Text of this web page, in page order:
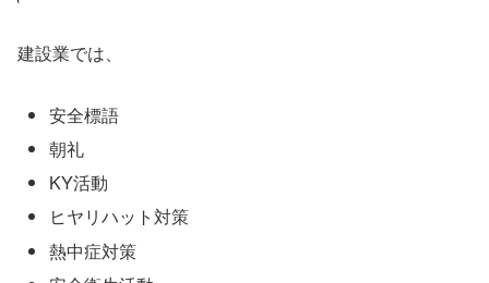
建設業では、
安全標語
朝礼
KY活動
ヒヤリハット対策
熱中症対策